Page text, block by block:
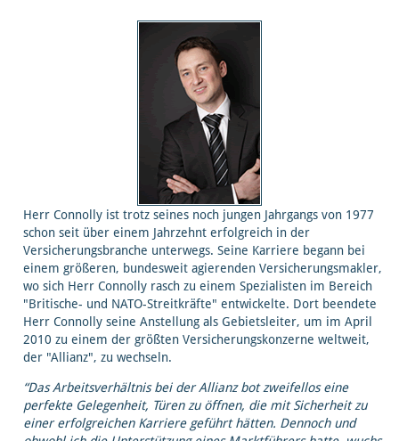
Herr Connolly ist trotz seines noch jungen Jahrgangs von 1977
schon seit über einem Jahrzehnt erfolgreich in der
Versicherungsbranche unterwegs. Seine Karriere begann bei
einem größeren, bundesweit agierenden Versicherungsmakler,
wo sich Herr Connolly rasch zu einem Spezialisten im Bereich
"Britische- und NATO-Streitkräfte" entwickelte. Dort beendete
Herr Connolly seine Anstellung als Gebietsleiter, um im April
2010 zu einem der größten Versicherungskonzerne weltweit,
der "Allianz", zu wechseln.
“Das Arbeitsverhältnis bei der Allianz bot zweifellos eine
perfekte Gelegenheit, Türen zu öffnen, die mit Sicherheit zu
einer erfolgreichen Karriere geführt hätten. Dennoch und